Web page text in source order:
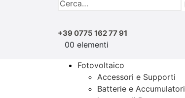
+39 0775 162 77 91
00 elementi
Fotovoltaico
Accessori e Supporti
Batterie e Accumulatori